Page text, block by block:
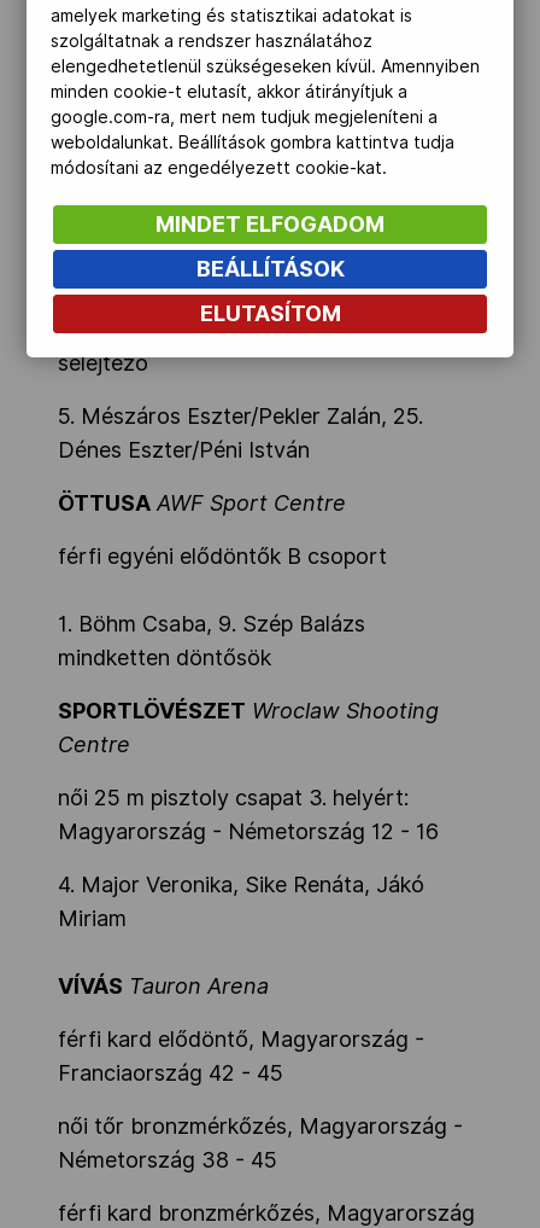
Spanyolország 45 - 28
női tőr elődöntő Olaszország -
Magyarország 45 - 35
férfi kard 8 Magyarország - Georgia 45 -
SPORTLÖVÉSZET Wroclaw Shooting
50 m puska összetett vegyes csapat
selejtező
5. Mészáros Eszter/Pekler Zalán, 25.
Dénes Eszter/Péni István
ÖTTUSA AWF Sport Centre
férfi egyéni elődöntők B csoport
1. Böhm Csaba, 9. Szép Balázs
mindketten döntősök
SPORTLÖVÉSZET Wroclaw Shooting
Centre
női 25 m pisztoly csapat 3. helyért:
Magyarország - Németország 12 - 16
4. Major Veronika, Sike Renáta, Jákó
Miriam
VÍVÁS Tauron Arena
férfi kard elődöntő, Magyarország -
Franciaország 42 - 45
női tőr bronzmérkőzés, Magyarország -
Németország 38 - 45
férfi kard bronzmérkőzés, Magyarország
amelyek marketing és statisztikai adatokat is
szolgáltatnak a rendszer használatához
elengedhetetlenül szükségeseken kívül. Amennyiben
minden cookie-t elutasít, akkor átirányítjuk a
google.com-ra, mert nem tudjuk megjeleníteni a
weboldalunkat. Beállítások gombra kattintva tudja
módosítani az engedélyezett cookie-kat.
MINDET ELFOGADOM
BEÁLLÍTÁSOK
ELUTASÍTOM